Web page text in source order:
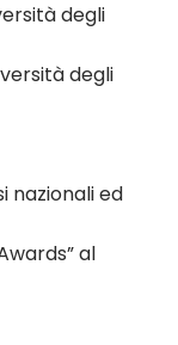
degli
degli
nazionali ed
al